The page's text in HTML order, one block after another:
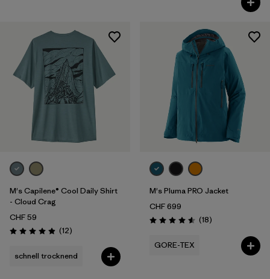
M's Capilene® Cool Daily Shirt
- Cloud Crag
CHF 59
Bewertung: 4.9 / 5
(12Rezensionen
)
schnell trocknend
M's Pluma PRO Jacket
CHF 699
Bewertung: 4.6 / 5
(18Rezensionen
)
GORE-TEX